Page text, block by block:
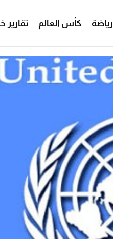
رياضة كأس العالم تقارير